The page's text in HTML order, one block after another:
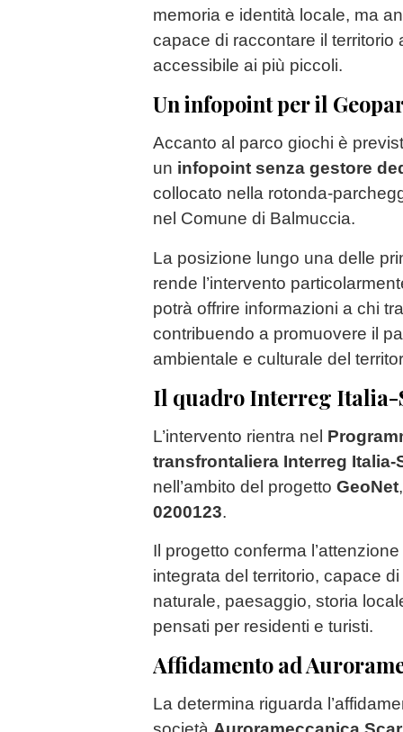
memoria e identità locale, ma
capace di raccontare il territorio
accessibile ai più piccoli.
Un infopoint per il
Accanto al parco giochi è
un infopoint senza gestore
collocato nella rotonda-
nel Comune di Balmuccia.
La posizione lungo una delle
rende l’intervento
potrà offrire informazioni a chi
contribuendo a promuovere il
ambientale e culturale del
Il quadro Interreg Italia-
L’intervento rientra nel
transfrontaliera Interreg Italia-
nell’ambito del progetto GeoNet
0200123.
Il progetto conferma
integrata del territorio, capace
naturale, paesaggio, storia
pensati per residenti e turisti.
Affidamento ad
La determina riguarda